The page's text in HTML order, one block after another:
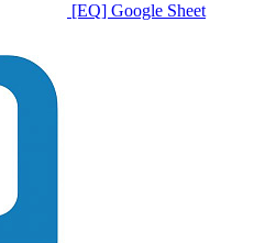
[EQ] Google Sheet